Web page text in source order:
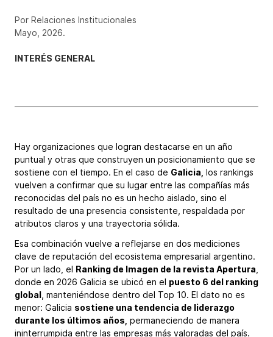
Por Relaciones Institucionales
Mayo, 2026.
INTERÉS GENERAL
Hay organizaciones que logran destacarse en un año
puntual y otras que construyen un posicionamiento que se
sostiene con el tiempo. En el caso de Galicia, los rankings
vuelven a confirmar que su lugar entre las compañías más
reconocidas del país no es un hecho aislado, sino el
resultado de una presencia consistente, respaldada por
atributos claros y una trayectoria sólida.
Esa combinación vuelve a reflejarse en dos mediciones
clave de reputación del ecosistema empresarial argentino.
Por un lado, el Ranking de Imagen de la revista Apertura
donde en 2026 Galicia se ubicó en el puesto 6 del ranking
global , manteniéndose dentro del Top 10. El dato no es
menor: Galicia sostiene una tendencia de liderazgo
durante los últimos años, permaneciendo de manera
ininterrumpida entre las empresas más valoradas del país.